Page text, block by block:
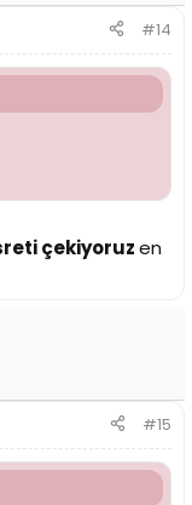
#14
çekiyoruzen
#15